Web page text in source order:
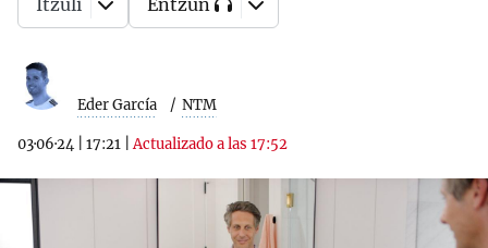
Eder García NTM
03·06·24 17:21 |Actualizado a las 17:52
Itzuli Entzun